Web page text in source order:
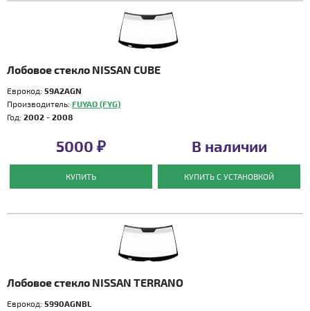
Лобовое стекло NISSAN CUBE
Еврокод: 59A2AGN
Производитель: FUYAO (FYG)
Год: 2002 - 2008
5000 ₽
КУПИТЬ
В наличии
КУПИТЬ С УСТАНОВКОЙ
Лобовое стекло NISSAN TERRANO
Еврокод: 5990AGNBL